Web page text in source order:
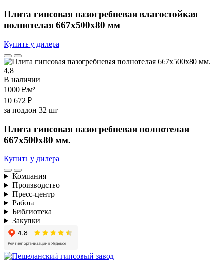
Плита гипсовая пазогребневая влагостойкая
полнотелая 667х500х80 мм
Купить у дилера
4,8
В наличии
1000 ₽/м²
10 672 ₽
за поддон 32 шт
Плита гипсовая пазогребневая полнотелая
667х500х80 мм.
Купить у дилера
Компания
Производство
Пресс-центр
Работа
Библиотека
Закупки